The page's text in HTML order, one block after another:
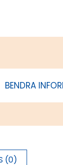
BENDRA
(0)